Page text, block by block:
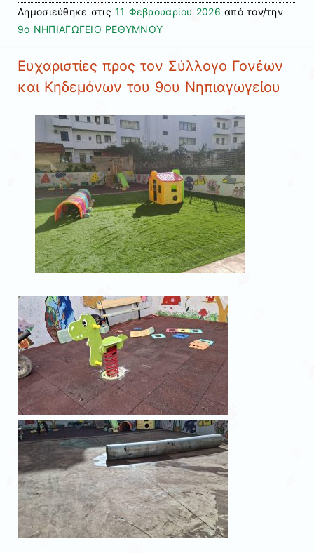
Δημοσιεύθηκε στις 11 Φεβρουαρίου 2026 από τον/την
9ο ΝΗΠΙΑΓΩΓΕΙΟ ΡΕΘΥΜΝΟΥ
Ευχαριστίες προς τον Σύλλογο Γονέων
και Κηδεμόνων του 9ου Νηπιαγωγείου